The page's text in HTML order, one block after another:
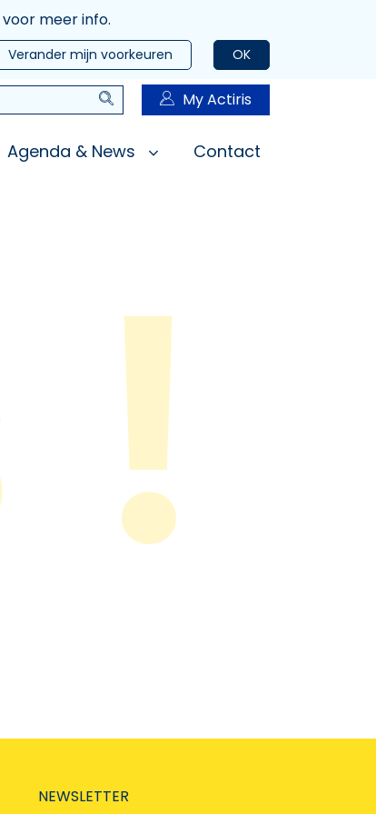
voor meer info.
OK
Verander mijn voorkeuren
Zoeken My Actiris
Agenda & News Contact
NEWSLETTER